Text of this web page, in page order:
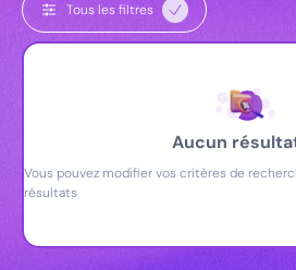
Tous les filtres
Aucun
Vous pouvez modifier vos critères de
résultats